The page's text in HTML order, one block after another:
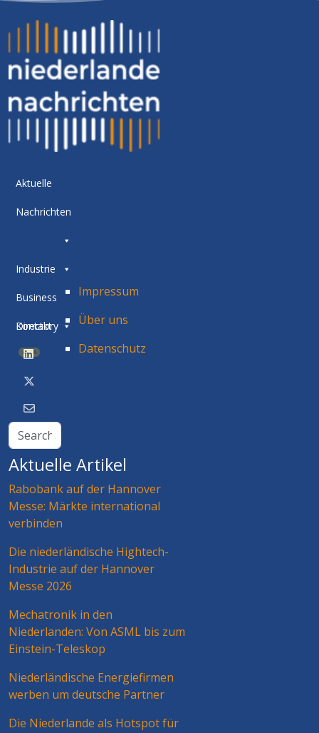
Aktuelle
Nachrichten
Industrie
Business
Directory
BETA
Kontakt
Impressum
Über uns
Datenschutz
Aktuelle Artikel
Rabobank auf der Hannover
Messe: Märkte international
verbinden
Die niederländische Hightech-
Industrie auf der Hannover
Messe 2026
Mechatronik in den
Niederlanden: Von ASML bis zum
Einstein-Teleskop
Niederländische Energiefirmen
werben um deutsche Partner
Die Niederlande als Hotspot für